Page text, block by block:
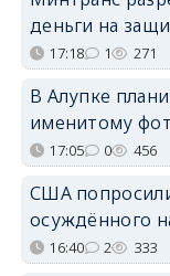
деньги на
17:18 1 271
В Алупке
именитому
17:05 0 456
США
осуждённого
16:40 2 333